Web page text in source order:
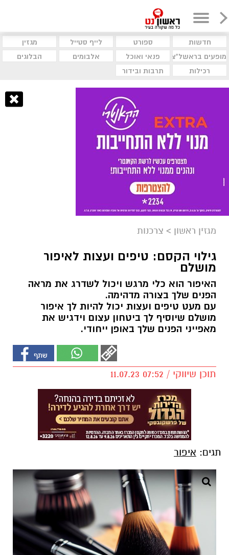
חדשות ספורט לייף סטייל
מגזין
מופעים בראשל"צ
פנאי ואוכל אלבומים
הבלוגים
רכילות
תרבות ובידור
מגזין ראשון > צרכנות
גילוי הקסם: טיפים ועצות לאיפור
מושלם
האיפור הוא כלי מרגש ויכול לשדרג את מראה
הפנים שלך בצורה מדהימה.
עם מעט טיפים ועצות יכול להיות לך איפור
מושלם שיוסיף לך ביטחון עצום וידגיש את
מאפייני הפנים שלך באופן ייחודי.
תוכן שיווקי / 07:52 11.07.23
תגים: איפור